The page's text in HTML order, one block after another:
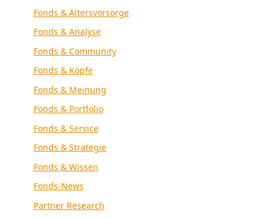
Fonds & Altersvorsorge
Fonds & Analyse
Fonds & Community
Fonds & Köpfe
Fonds & Meinung
Fonds & Portfolio
Fonds & Service
Fonds & Strategie
Fonds & Wissen
Fonds-News
Partner Research